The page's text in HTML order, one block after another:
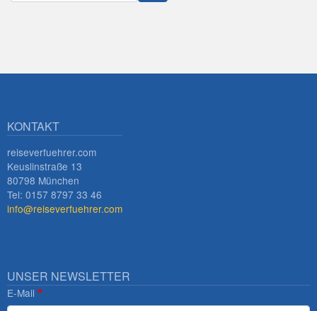
KONTAKT
reiseverfuehrer.com
Keuslinstraße 13
80798 München
Tel: 0157 8797 33 46
info@reiseverfuehrer.com
UNSER NEWSLETTER
E-Mail